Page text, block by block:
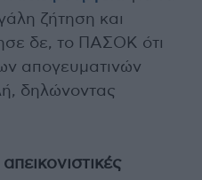
ζήτηση και
δε, το ΠΑΣΟΚ ότι
απογευματινών
δηλώνοντας